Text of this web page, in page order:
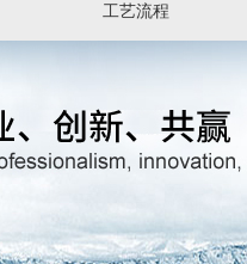
工艺流程